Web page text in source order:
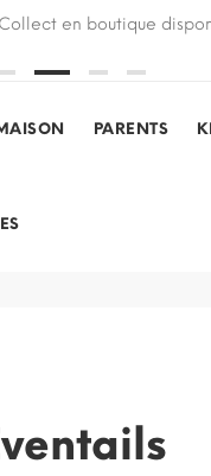
en boutique
PARENTS